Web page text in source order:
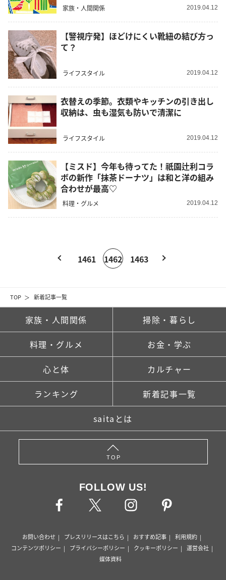
TOP 新着記事一覧
家族・人間関係 2019.04.12
【警視庁発】ほどけにくい靴紐の結び方っ
て？
ライフスタイル 2019.04.12
衣替えの季節。衣類やキッチンの引き出し
収納は、虫も湿気も防いで清潔に
ライフスタイル 2019.04.12
【ミスド】今年も待ってた！祇園辻利コラ
ボの新作「抹茶ドーナツ」は和と洋の組み
合わせが最高♡
料理・グルメ 2019.04.12
1461 1462 1463
家族・人間関係 掃除・暮らし
料理・グルメ お金・学ぶ
心と体 カルチャー
ランキング 新着記事一覧
saitaとは
TOP
FOLLOW US!
お問い合わせ プレスリリースはこちら おすすめ記事
利用規約
コンテンツポリシー
プライバシーポリシー クッキーポリシー
運営会社
媒体資料